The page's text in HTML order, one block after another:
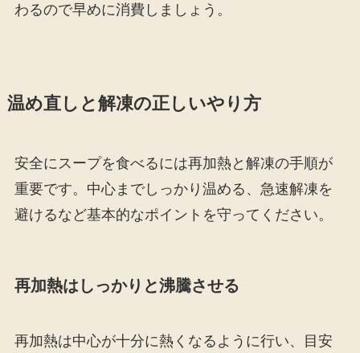
わるので早めに消費しましょう。
温め直しと解凍の正しいやり方
安全にスープを食べるには再加熱と解凍の手順が
重要です。中心までしっかり温める、急速解凍を
避けるなど基本的なポイントを守ってください。
再加熱はしっかりと沸騰させる
再加熱は中心が十分に熱くなるように行い、目安